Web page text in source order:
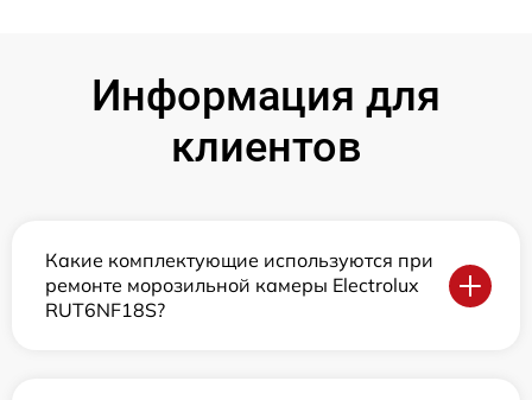
Информация для
клиентов
Какие комплектующие используются при
ремонте морозильной камеры Electrolux
RUT6NF18S?